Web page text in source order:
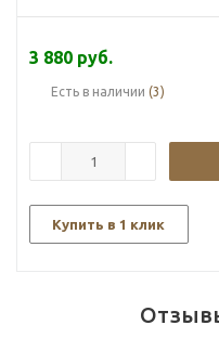
3 880 руб.
Есть в наличии (3)
Купить в 1 клик